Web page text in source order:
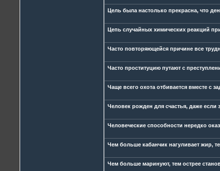
Цель была настолько прекрасна, что
Цепь случайных химических реакций
Часто повторяющейся причине все
Часто проституцию путают с
Чаще всего охота отбивается вместе с
Человек рожден для счастья, даже если
Человеческие способности нередко
Чем больше кабанчик нагуливает жир,
Чем больше маринуют, тем острее